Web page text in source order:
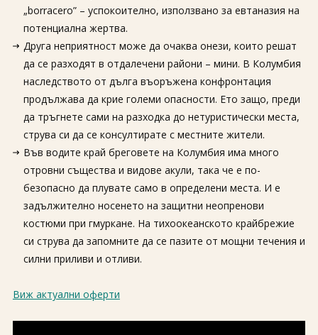
„borracero” – успокоително, използвано за евтаназия на
потенциална жертва.
Друга неприятност може да очаква онези, които решат
да се разходят в отдалечени райони – мини. В Колумбия
наследството от дълга въоръжена конфронтация
продължава да крие големи опасности. Ето защо, преди
да тръгнете сами на разходка до нетуристически места,
струва си да се консултирате с местните жители.
Във водите край бреговете на Колумбия има много
отровни същества и видове акули, така че е по-
безопасно да плувате само в определени места. И е
задължително носенето на защитни неопренови
костюми при гмуркане. На тихоокеанското крайбрежие
си струва да запомните да се пазите от мощни течения и
силни приливи и отливи.
Виж актуални оферти